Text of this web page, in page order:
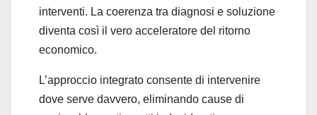
interventi. La coerenza tra diagnosi e soluzione
diventa così il vero acceleratore del ritorno
economico.
L’approccio integrato consente di intervenire
dove serve davvero, eliminando cause di